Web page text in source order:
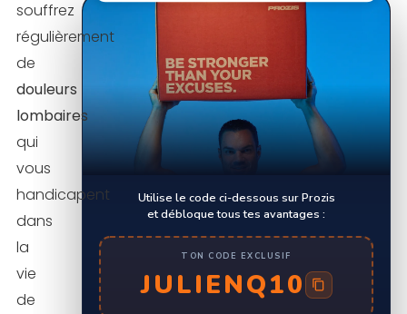
Utilise le code ci-dessous sur Prozis
et débloque tous tes avantages :
TON CODE EXCLUSIF
JULIENQ10
souffrez
régulièrement
de
douleurs
lombaires
qui
vous
handicapent
dans
la
vie
de